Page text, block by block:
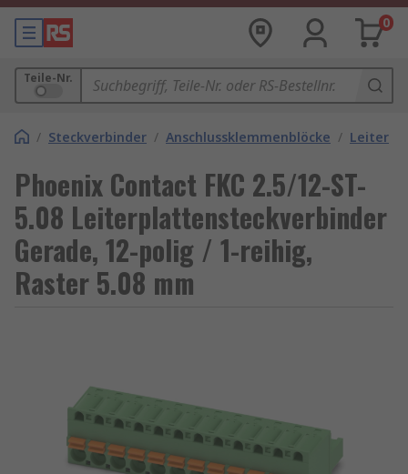
0
Teile-Nr.
/ Steckverbinder / Anschlussklemmenblöcke /
Phoenix Contact FKC 2.5/12-ST-
5.08 Leiterplattensteckverbinder
Gerade, 12-polig / 1-reihig,
Raster 5.08 mm